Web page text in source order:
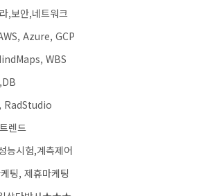
,보안,네트워크
Azure, GCP
WBS
RadStudio
렌드
능시험,계측제어
팅, 제휴마케팅